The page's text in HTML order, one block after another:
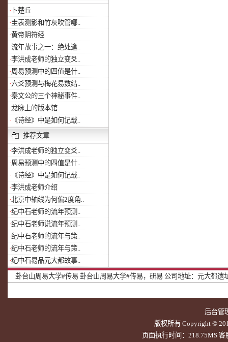
· 卜楚丘
·圭表测影和竹灰吹管哪..
·黄帝阴符经
·流年故事之一：绝处逢..
·李洪成老师的独立变爻..
·周易预测中的四值是什..
·六爻预测与梅花易数结..
·秦文公的三个神秘事件..
·龙脉上的版本馆
· 《诗经》中是如何记载..
推荐文章
·李洪成老师的独立变爻..
·周易预测中的四值是什..
· 《诗经》中是如何记载..
·李洪成老师介绍
·北京中轴线为何偏2度角..
·纪中石老师的流年预测..
·纪中石老师说流年预测..
·纪中石老师的流年与策..
·纪中石老师的流年与策..
·纪中石易品元大都故事..
卦台山周易大学#传易 卦台山周易大学#传易，研易 公司地址：元大都遗
后台管
版权所有 Copyright ©
页面执行时间：218.75MS